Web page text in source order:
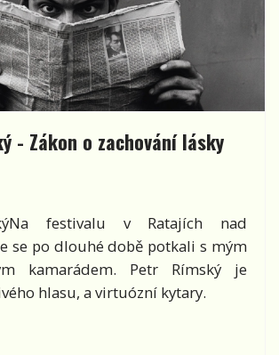
- Zákon o zachování lásky
Na festivalu v Ratajích nad
se po dlouhé době potkali s mým
kamarádem. Petr Rímský je
hlasu, a virtuózní kytary.